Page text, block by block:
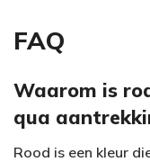
FAQ
Waarom is
qua
Rood is een kleur